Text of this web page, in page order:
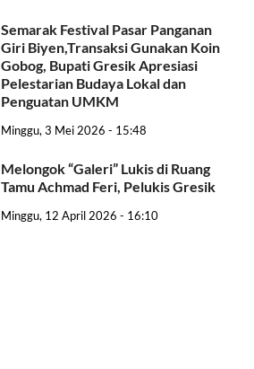
Semarak Festival Pasar Panganan
Giri Biyen,Transaksi Gunakan Koin
Gobog, Bupati Gresik Apresiasi
Pelestarian Budaya Lokal dan
Penguatan UMKM
Minggu, 3 Mei 2026 - 15:48
Melongok “Galeri” Lukis di Ruang
Tamu Achmad Feri, Pelukis Gresik
Minggu, 12 April 2026 - 16:10